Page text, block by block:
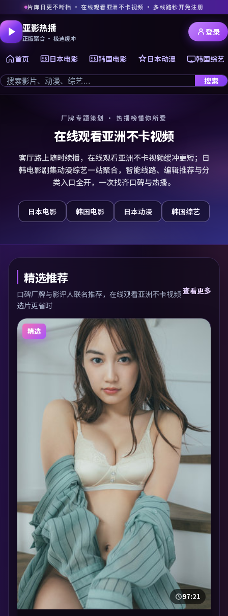
片库日更不断档 · 在线观看亚洲不卡视频 · 多线路秒开免注册
亚影热播
正版聚合 · 极速缓冲
首页 日本电影 韩国电影 日本动漫 韩国综艺
搜索
登录
厂牌专题策划 · 热播榜懂你所爱
在线观看亚洲不卡视频
客厅路上随时续播，在线观看亚洲不卡视频缓冲更短；日
韩电影剧集动漫综艺一站聚合，智能线路、编辑推荐与分
类入口全开，一次找齐口碑与热播。
日本电影 韩国电影 日本动漫 韩国综艺
精选推荐
口碑厂牌与影评人联名推荐，在线观看亚洲不卡视频
选片更省时
查看更多
精选
97:21